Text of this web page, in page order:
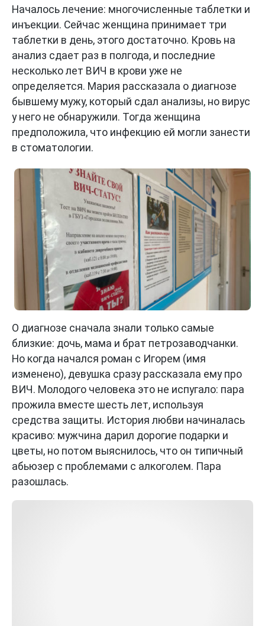
Началось лечение: многочисленные таблетки и
инъекции. Сейчас женщина принимает три
таблетки в день, этого достаточно. Кровь на
анализ сдает раз в полгода, и последние
несколько лет ВИЧ в крови уже не
определяется. Мария рассказала о диагнозе
бывшему мужу, который сдал анализы, но вирус
у него не обнаружили. Тогда женщина
предположила, что инфекцию ей могли занести
в стоматологии.
О диагнозе сначала знали только самые
близкие: дочь, мама и брат петрозаводчанки.
Но когда начался роман с Игорем (имя
изменено), девушка сразу рассказала ему про
ВИЧ. Молодого человека это не испугало: пара
прожила вместе шесть лет, используя
средства защиты. История любви начиналась
красиво: мужчина дарил дорогие подарки и
цветы, но потом выяснилось, что он типичный
абьюзер с проблемами с алкоголем. Пара
разошлась.